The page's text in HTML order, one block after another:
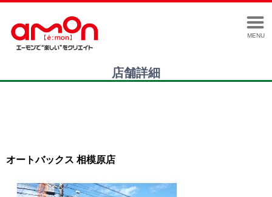
MENU
店舗詳細
オートバックス 相模原店